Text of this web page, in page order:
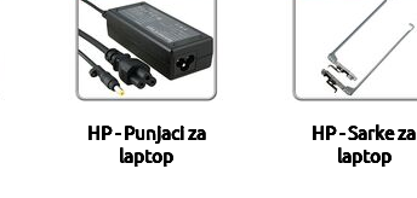
HP - Punjaci za
laptop
HP - Sarke za
laptop